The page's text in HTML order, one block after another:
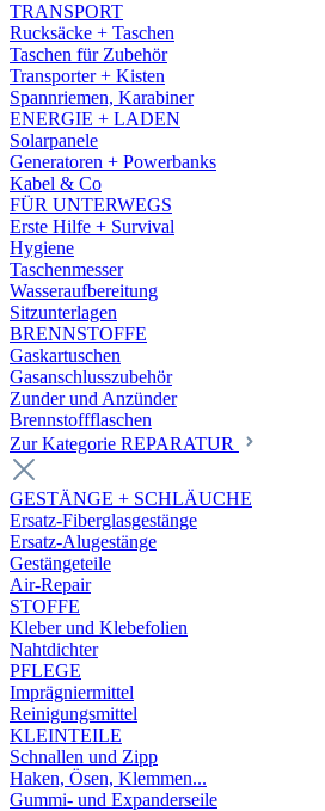
TRANSPORT
Rucksäcke + Taschen
Taschen für Zubehör
Transporter + Kisten
Spannriemen, Karabiner
ENERGIE + LADEN
Solarpanele
Generatoren + Powerbanks
Kabel & Co
FÜR UNTERWEGS
Erste Hilfe + Survival
Hygiene
Taschenmesser
Wasseraufbereitung
Sitzunterlagen
BRENNSTOFFE
Gaskartuschen
Gasanschlusszubehör
Zunder und Anzünder
Brennstoffflaschen
Zur Kategorie REPARATUR
GESTÄNGE + SCHLÄUCHE
Ersatz-Fiberglasgestänge
Ersatz-Alugestänge
Gestängeteile
Air-Repair
STOFFE
Kleber und Klebefolien
Nahtdichter
PFLEGE
Imprägniermittel
Reinigungsmittel
KLEINTEILE
Schnallen und Zipp
Haken, Ösen, Klemmen...
Gummi- und Expanderseile